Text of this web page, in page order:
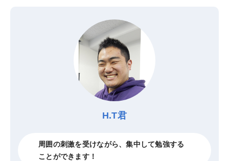
H.T君
周囲の刺激を受けながら、集中して勉強する
ことができます！